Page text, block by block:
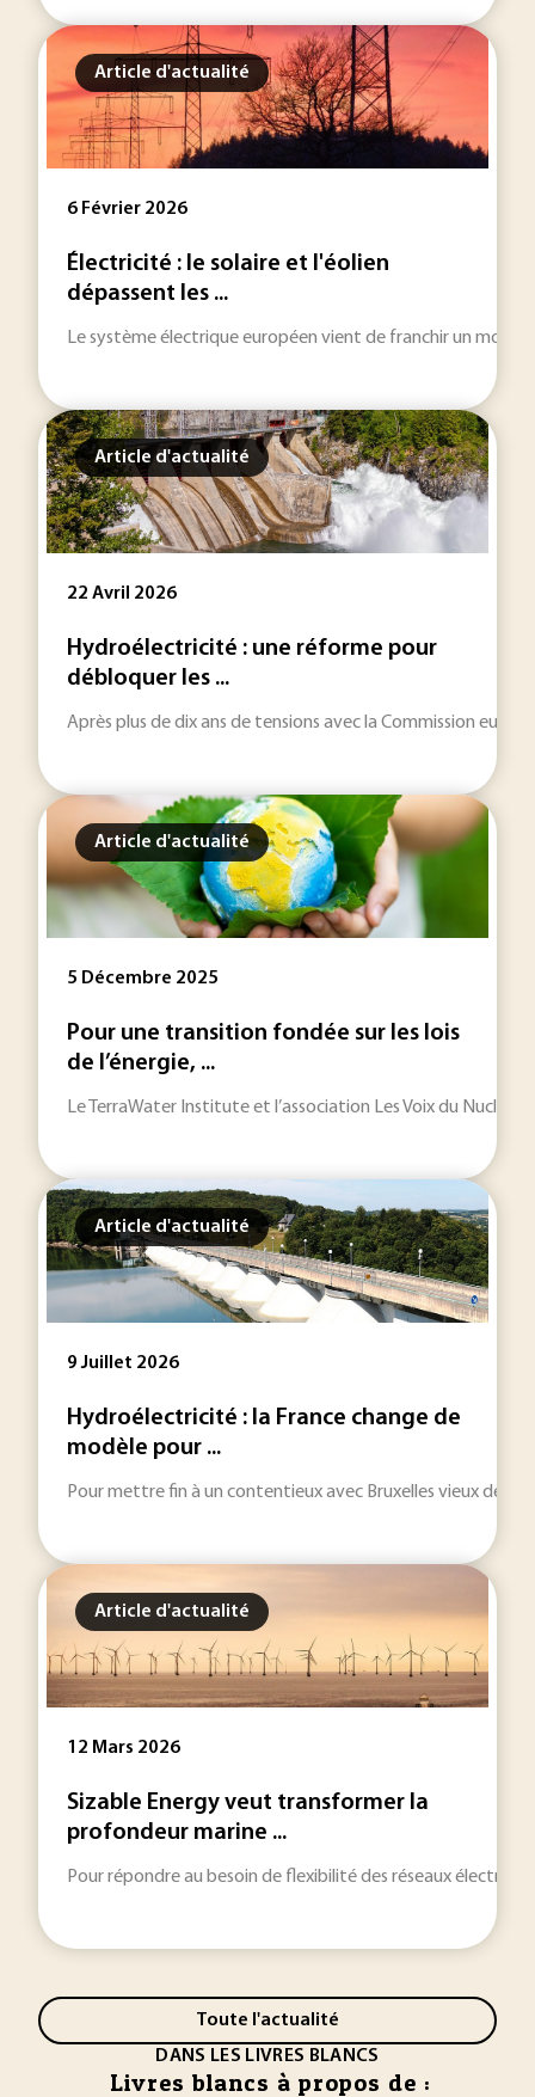
Article d'actualité
6 Février 2026
Électricité : le solaire et l'éolien
dépassent les ...
Le système électrique européen vient de franchir un
Article d'actualité
22 Avril 2026
Hydroélectricité : une réforme pour
débloquer les ...
Après plus de dix ans de tensions avec la Commission
Article d'actualité
5 Décembre 2025
Pour une transition fondée sur les lois
de l’énergie, ...
Le TerraWater Institute et l’association Les Voix du
Article d'actualité
9 Juillet 2026
Hydroélectricité : la France change de
modèle pour ...
Pour mettre fin à un contentieux avec Bruxelles vieux de
Article d'actualité
12 Mars 2026
Sizable Energy veut transformer la
profondeur marine ...
Pour répondre au besoin de flexibilité des réseaux
Toute l'actualité
DANS LES LIVRES BLANCS
Livres blancs à propos de :